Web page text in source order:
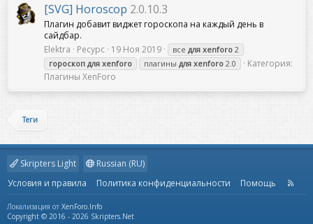
[SVG] Horoscop 2.0.10.3
Плагин добавит виджет гороскопа на каждый день в
сайдбар.
Elektra
Ресурс 19 Ноя 2019 все для xenforo 2
гороскоп для xenforo плагины для xenforo 2.0
Категория:
Плагины XenForo
Теги
Skripters Light
Russian (RU)
Условия и правила
Политика конфиденциальности Помощь
R
Локализация от XenForo.Info
Copyright © 2016 - 2026 Skripters.Net